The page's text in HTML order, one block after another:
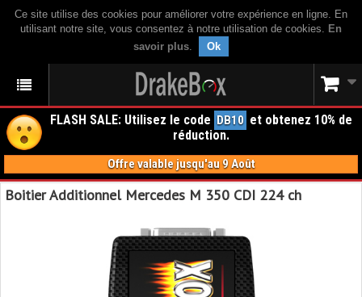
Ce site utilise des cookies pour améliorer votre expérience en ligne. En
utilisant notre site, vous consentez à notre utilisation de cookies. En
savoir plus. Ok
FLASH SALE: Utilisez le code DB10 et obtenez 10% de
réduction.
Offre valable jusqu'au 9 Août
Boitier Additionnel Mercedes M 350 CDI 224 ch